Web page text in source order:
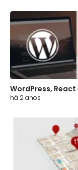
WordPress,
há 2 anos